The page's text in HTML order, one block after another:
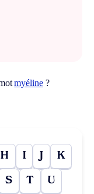
myéline?
H I J K
S T U